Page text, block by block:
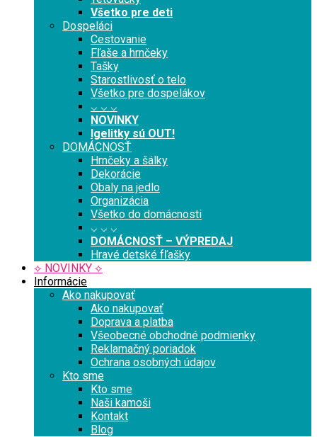
Všetko pre deti
Dospeláci
Cestovanie
Fľaše a hrnčeky
Tašky
Starostlivosť o telo
Všetko pre dospelákov
⌵ ⌵ ⌵
NOVINKY
Igelitky sú OUT!
DOMÁCNOSŤ
Hrnčeky a šálky
Dekorácie
Obaly na jedlo
Organizácia
Všetko do domácnosti
⌵ ⌵ ⌵
DOMÁCNOSŤ – VÝPREDAJ
Hravé detské fľašky
⟡ NOVINKY ⟡
Informácie
Ako nakupovať
Ako nakupovať
Doprava a platba
Všeobecné obchodné podmienky
Reklamačný poriadok
Ochrana osobných údajov
Kto sme
Kto sme
Naši kamoši
Kontakt
Blog